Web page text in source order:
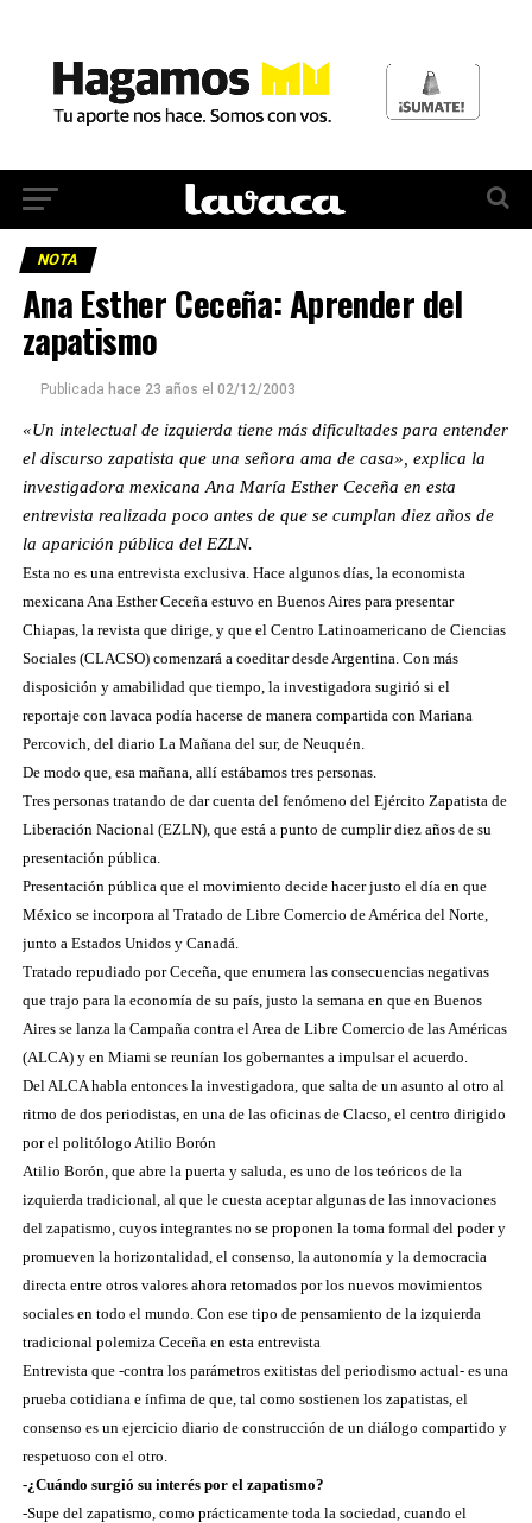
NOTA
Ana Esther Ceceña: Aprender del
zapatismo
Publicada hace 23 años el 02/12/2003
«Un intelectual de izquierda tiene más dificultades para entender
el discurso zapatista que una señora ama de casa», explica la
investigadora mexicana Ana María Esther Ceceña en esta
entrevista realizada poco antes de que se cumplan diez años de
la aparición pública del EZLN.
Esta no es una entrevista exclusiva. Hace algunos días, la economista
mexicana Ana Esther Ceceña estuvo en Buenos Aires para presentar
Chiapas, la revista que dirige, y que el Centro Latinoamericano de Ciencias
Sociales (CLACSO) comenzará a coeditar desde Argentina. Con más
disposición y amabilidad que tiempo, la investigadora sugirió si el
reportaje con lavaca podía hacerse de manera compartida con Mariana
Percovich, del diario La Mañana del sur, de Neuquén.
De modo que, esa mañana, allí estábamos tres personas.
Tres personas tratando de dar cuenta del fenómeno del Ejército Zapatista de
Liberación Nacional (EZLN), que está a punto de cumplir diez años de su
presentación pública.
Presentación pública que el movimiento decide hacer justo el día en que
México se incorpora al Tratado de Libre Comercio de América del Norte,
junto a Estados Unidos y Canadá.
Tratado repudiado por Ceceña, que enumera las consecuencias negativas
que trajo para la economía de su país, justo la semana en que en Buenos
Aires se lanza la Campaña contra el Area de Libre Comercio de las Américas
(ALCA) y en Miami se reunían los gobernantes a impulsar el acuerdo.
Del ALCA habla entonces la investigadora, que salta de un asunto al otro al
ritmo de dos periodistas, en una de las oficinas de Clacso, el centro dirigido
por el politólogo Atilio Borón
Atilio Borón, que abre la puerta y saluda, es uno de los teóricos de la
izquierda tradicional, al que le cuesta aceptar algunas de las innovaciones
del zapatismo, cuyos integrantes no se proponen la toma formal del poder y
promueven la horizontalidad, el consenso, la autonomía y la democracia
directa entre otros valores ahora retomados por los nuevos movimientos
sociales en todo el mundo. Con ese tipo de pensamiento de la izquierda
tradicional polemiza Ceceña en esta entrevista
Entrevista que -contra los parámetros exitistas del periodismo actual- es una
prueba cotidiana e ínfima de que, tal como sostienen los zapatistas, el
consenso es un ejercicio diario de construcción de un diálogo compartido y
respetuoso con el otro.
-¿Cuándo surgió su interés por el zapatismo?
-Supe del zapatismo, como prácticamente toda la sociedad, cuando el